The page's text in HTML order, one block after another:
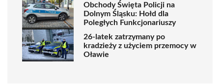
Obchody Święta Policji na
Dolnym Śląsku: Hołd dla
Poległych Funkcjonariuszy
26-latek zatrzymany po
kradzieży z użyciem przemocy w
Oławie